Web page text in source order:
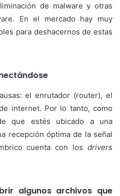
de malware y otras
En el mercado hay muy
para deshacernos de estas
el enrutador (router), el
internet. Por lo tanto, como
que estés ubicado a una
recepción óptima de la señal
cuenta con los drivers
algunos archivos que